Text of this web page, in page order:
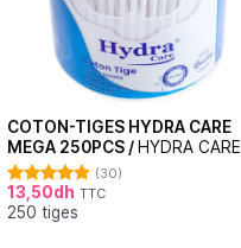
COTON-TIGES HYDRA CARE
MEGA 250PCS / HYDRA CARE
Note4.87
sur 5
(30)
13,50dh TTC
250 tiges